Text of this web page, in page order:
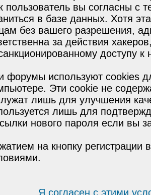
пользователь вы согласны с
в базе данных. Хотя
без вашего разрешения,
за действия
доступу к
форумы используют cookies
Эти cookie не
лишь для улучшения
лишь для
нового пароля если вы
на кнопку регистрации
Я согласен с этими